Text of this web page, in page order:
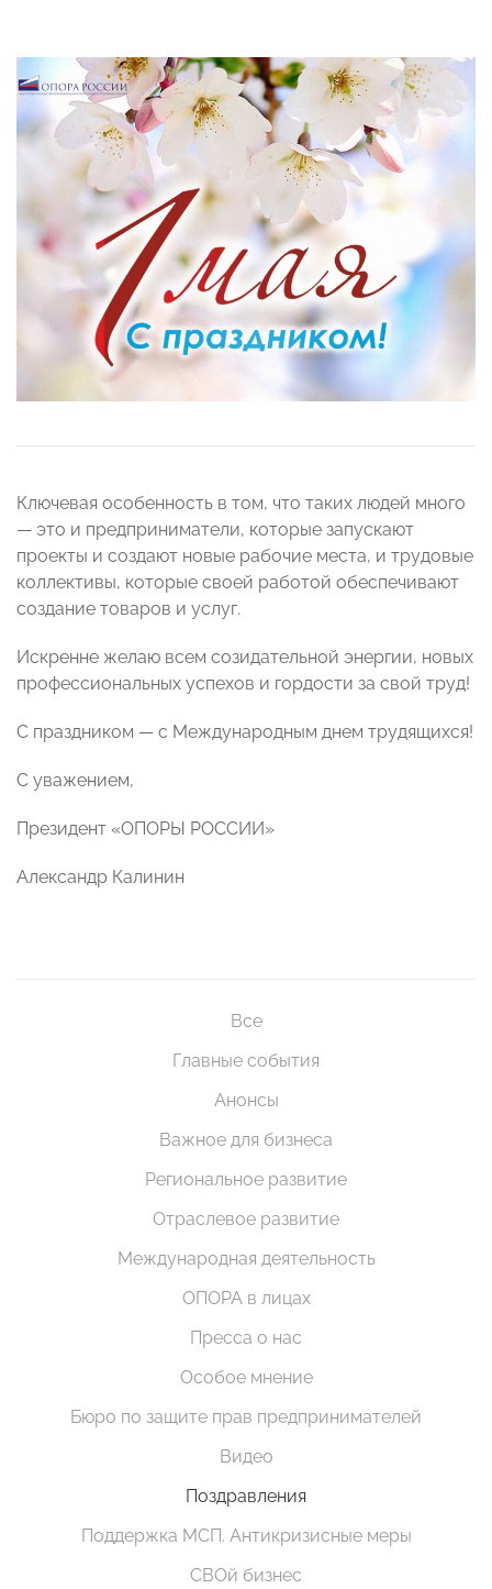
Ключевая особенность в том, что таких людей много
— это и предприниматели, которые запускают
проекты и создают новые рабочие места, и трудовые
коллективы, которые своей работой обеспечивают
создание товаров и услуг.
Искренне желаю всем созидательной энергии, новых
профессиональных успехов и гордости за свой труд!
С праздником — с Международным днем трудящихся!
С уважением,
Президент «ОПОРЫ РОССИИ»
Александр Калинин
Все
Главные события
Анонсы
Важное для бизнеса
Региональное развитие
Отраслевое развитие
Международная деятельность
ОПОРА в лицах
Пресса о нас
Особое мнение
Бюро по защите прав предпринимателей
Видео
Поздравления
Поддержка МСП. Антикризисные меры
СВОй бизнес